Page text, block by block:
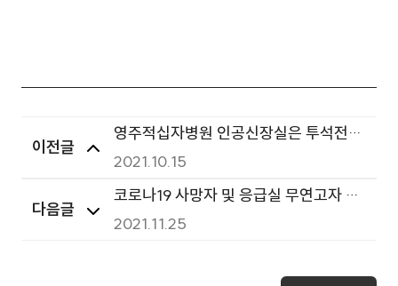
이전글
영주적십자병원 인공신장실은 투석전문
의가 진료합니다.
2021.10.15
다음글
코로나19 사망자 및 응급실 무연고자 시
신처리 용역업체 모집
2021.11.25